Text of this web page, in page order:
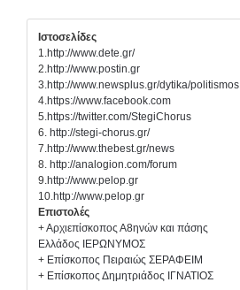
Ιστοσελίδες
1.http://www.dete.gr/
2.http://www.postin.gr
3.http://www.newsplus.gr/dytika/politismos
4.https://www.facebook.com
5.https://twitter.com/StegiChorus
6. http://stegi-chorus.gr/
7.http://www.thebest.gr/news
8. http://analogion.com/forum
9.http://www.pelop.gr
10.http://www.pelop.gr
Επιστολές
+Αρχιεπίσκοπος Α8ηνών και πάσης
Ελλάδος ΙΕΡΩΝΥΜΟΣ
+ Επίσκοπος Πειραιώς ΣΕΡΑΦΕΙΜ
+ Επίσκοπος Δημητριάδος ΙΓΝΑΤΙΟΣ